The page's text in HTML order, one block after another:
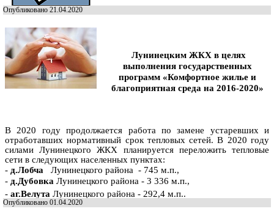
Опубликовано 21.04.2020
Лунинецким ЖКХ в целях
выполнения государственных
программ «Комфортное жилье и
благоприятная среда на 2016-2020»
В 2020 году продолжается работа по замене устаревших и
отработавших нормативный срок тепловых сетей. В 2020 году
силами Лунинецкого ЖКХ планируется переложить тепловые
сети в следующих населенных пунктах:
- д.Лобча Лунинецкого района - 745 м.п.,
- д.Дубовка Лунинецкого района - 3 336 м.п.,
- аг.Велута Лунинецкого района - 292,4 м.п..
Опубликовано 01.04.2020